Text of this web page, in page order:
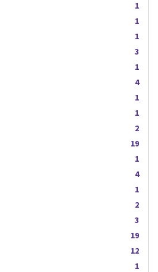
1
1
1
3
1
4
1
1
2
19
1
4
1
2
3
19
12
1